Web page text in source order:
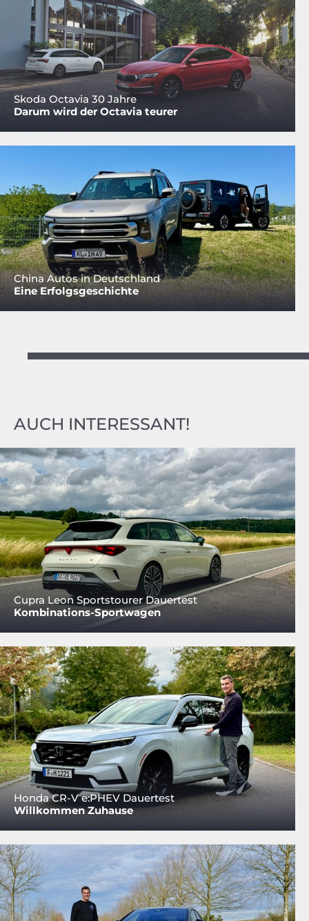
Skoda Octavia 30 Jahre
Darum wird der Octavia teurer
China Autos in Deutschland
Eine Erfolgsgeschichte
AUCH INTERESSANT!
Cupra Leon Sportstourer Dauertest
Kombinations-Sportwagen
Honda CR-V e:PHEV Dauertest
Willkommen Zuhause